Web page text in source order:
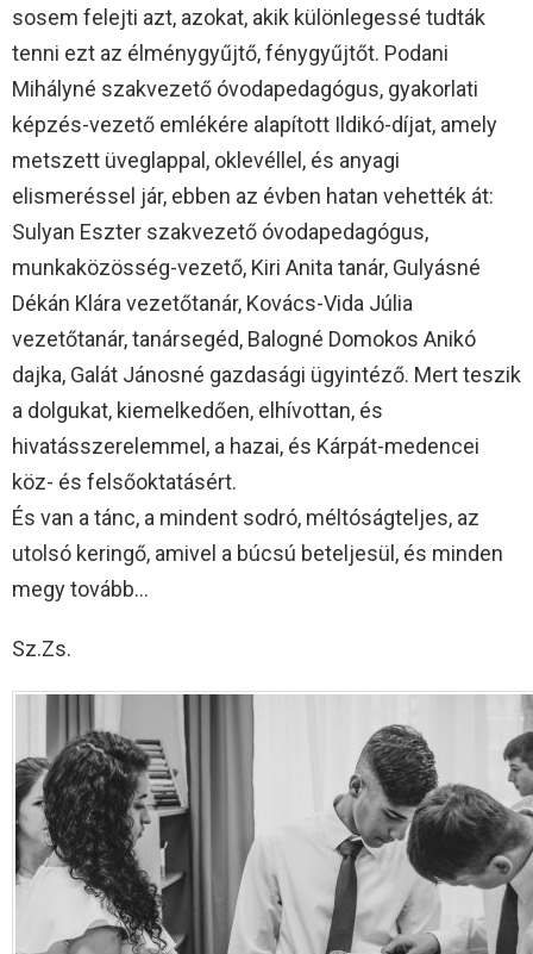
sosem felejti azt, azokat, akik különlegessé tudták
tenni ezt az élménygyűjtő, fénygyűjtőt. Podani
Mihályné szakvezető óvodapedagógus, gyakorlati
képzés-vezető emlékére alapított Ildikó-díjat, amely
metszett üveglappal, oklevéllel, és anyagi
elismeréssel jár, ebben az évben hatan vehették át:
Sulyan Eszter szakvezető óvodapedagógus,
munkaközösség-vezető, Kiri Anita tanár, Gulyásné
Dékán Klára vezetőtanár, Kovács-Vida Júlia
vezetőtanár, tanársegéd, Balogné Domokos Anikó
dajka, Galát Jánosné gazdasági ügyintéző. Mert teszik
a dolgukat, kiemelkedően, elhívottan, és
hivatásszerelemmel, a hazai, és Kárpát-medencei
köz- és felsőoktatásért.
És van a tánc, a mindent sodró, méltóságteljes, az
utolsó keringő, amivel a búcsú beteljesül, és minden
megy tovább…
Sz.Zs.